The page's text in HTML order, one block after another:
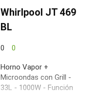
Whirlpool JT 469
BL
0 0
Horno Vapor +
Microondas con Grill -
33L - 1000W - Función